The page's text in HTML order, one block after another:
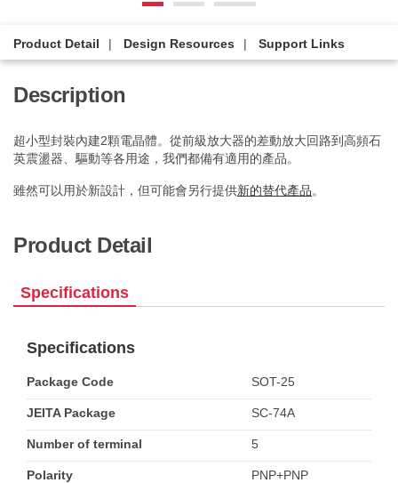
Product Detail Design Resources Support Links
Description
超小型封裝內建2顆電晶體。從前級放大器的差動放大回路到高頻石
英震盪器、驅動等各用途，我們都備有適用的產品。
雖然可以用於新設計，但可能會另行提供新的替代產品。
Product Detail
Specifications
Specifications
Package Code SOT-25
JEITA Package SC-74A
Number of terminal 5
Polarity PNP+PNP